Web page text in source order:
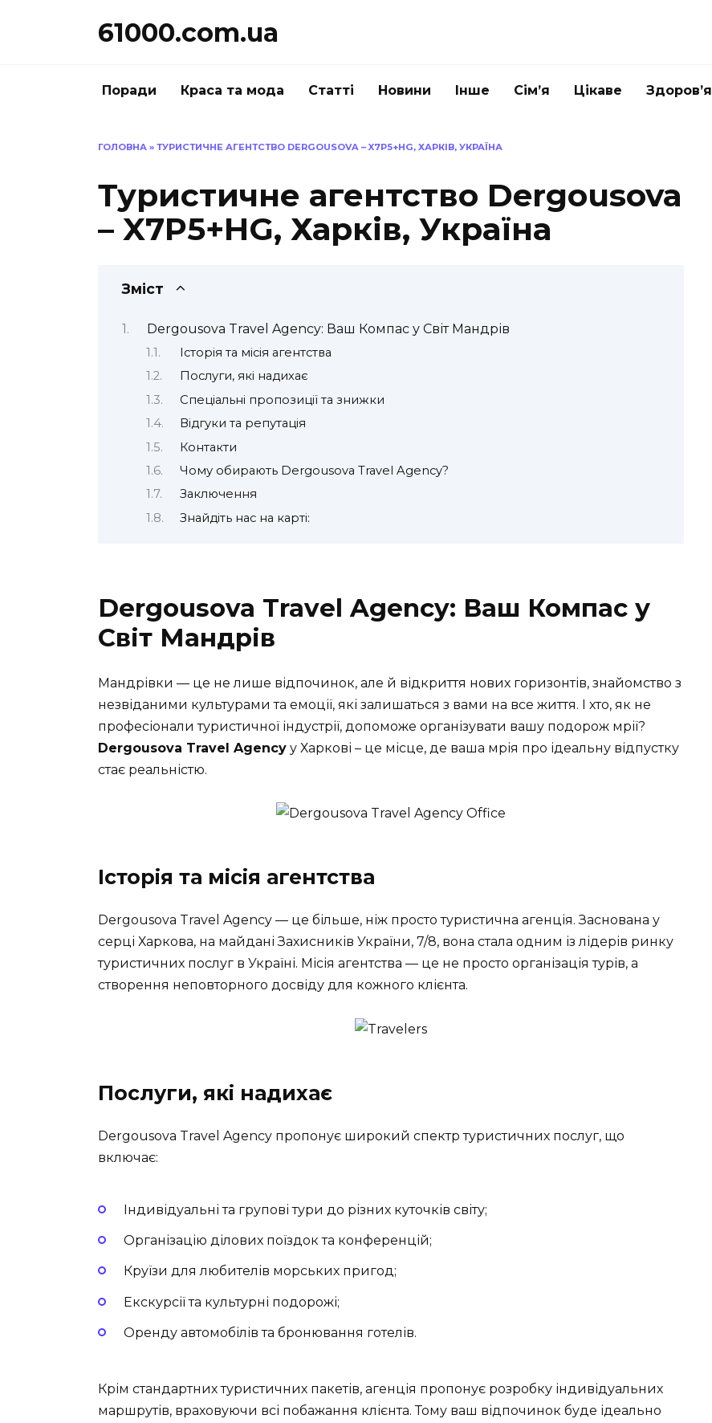
61000.com.ua
Поради Краса та мода Статті Новини Інше Сім’я Цікаве Здоров’я
ГОЛОВНА » ТУРИСТИЧНЕ АГЕНТСТВО DERGOUSOVA – X7P5+HG, ХАРКІВ, УКРАЇНА
Туристичне агентство Dergousova
– X7P5+HG, Харків, Україна
Зміст
Dergousova Travel Agency: Ваш Компас у Світ Мандрів
Історія та місія агентства
Послуги, які надихає
Спеціальні пропозиції та знижки
Відгуки та репутація
Контакти
Чому обирають Dergousova Travel Agency?
Заключення
Знайдіть нас на карті:
Dergousova Travel Agency: Ваш Компас у
Світ Мандрів
Мандрівки — це не лише відпочинок, але й відкриття нових горизонтів, знайомство з
незвіданими культурами та емоції, які залишаться з вами на все життя. І хто, як не
професіонали туристичної індустрії, допоможе організувати вашу подорож мрії?
Dergousova Travel Agency у Харкові – це місце, де ваша мрія про ідеальну відпустку
стає реальністю.
Історія та місія агентства
Dergousova Travel Agency — це більше, ніж просто туристична агенція. Заснована у
серці Харкова, на майдані Захисників України, 7/8, вона стала одним із лідерів ринку
туристичних послуг в Україні. Місія агентства — це не просто організація турів, а
створення неповторного досвіду для кожного клієнта.
Послуги, які надихає
Dergousova Travel Agency пропонує широкий спектр туристичних послуг, що
включає:
Індивідуальні та групові тури до різних куточків світу;
Організацію ділових поїздок та конференцій;
Круїзи для любителів морських пригод;
Екскурсії та культурні подорожі;
Оренду автомобілів та бронювання готелів.
Крім стандартних туристичних пакетів, агенція пропонує розробку індивідуальних
маршрутів, враховуючи всі побажання клієнта. Тому ваш відпочинок буде ідеально